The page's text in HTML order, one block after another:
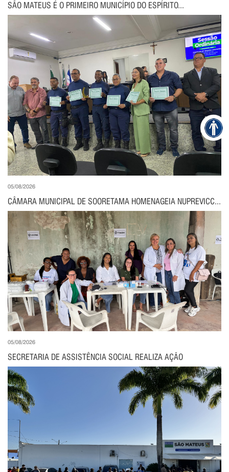
SÃO MATEUS É O PRIMEIRO MUNICÍPIO DO ESPÍRITO...
05/08/2026
CÂMARA MUNICIPAL DE SOORETAMA HOMENAGEIA NUPREVICC...
05/08/2026
SECRETARIA DE ASSISTÊNCIA SOCIAL REALIZA AÇÃO